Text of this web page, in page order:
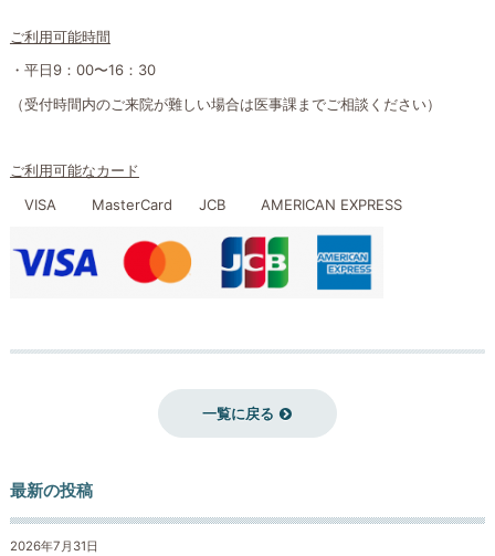
ご利用可能時間
・平日9：00〜16：30
（受付時間内のご来院が難しい場合は医事課までご相談ください）
ご利用可能なカード
VISA MasterCard JCB AMERICAN EXPRESS
一覧に戻る
最新の投稿
2026年7月31日